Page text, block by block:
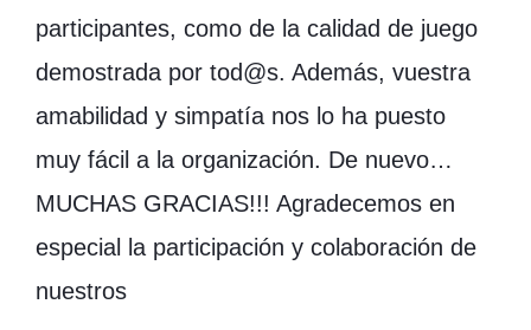
participantes, como de la calidad de juego
demostrada por tod@s. Además, vuestra
amabilidad y simpatía nos lo ha puesto
muy fácil a la organización. De nuevo…
MUCHAS GRACIAS!!! Agradecemos en
especial la participación y colaboración de
nuestros